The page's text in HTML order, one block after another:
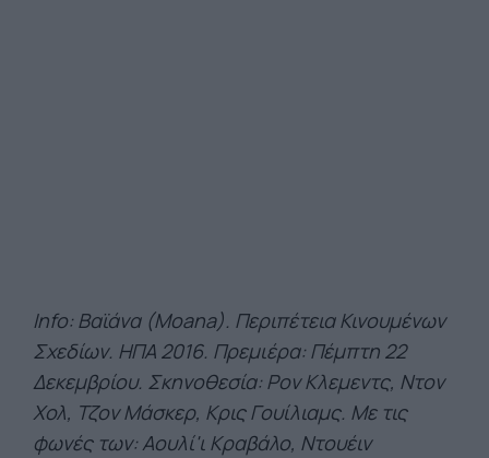
Info: Βαϊάνα (Moana). Περιπέτεια Κινουμένων
Σχεδίων. ΗΠΑ 2016. Πρεμιέρα: Πέμπτη 22
Δεκεμβρίου. Σκηνοθεσία: Ρον Κλεμεντς, Ντον
Χολ, Τζον Μάσκερ, Κρις Γουίλιαμς. Με τις
φωνές των: Αουλί'ι Κραβάλο, Ντουέιν